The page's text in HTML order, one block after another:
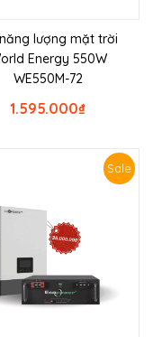
lượng mặt trời
Energy 550W
WE550M-72
₫
1.595.000
Sale